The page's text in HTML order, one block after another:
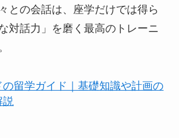
との会話は、座学だけでは得ら
対話力」を磨く最高のトレーニ
の留学ガイド｜基礎知識や計画の
説